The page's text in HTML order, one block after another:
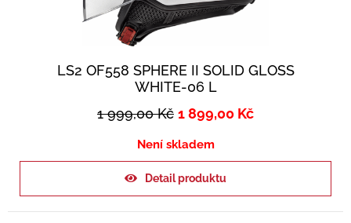
LS2 OF558 SPHERE II SOLID GLOSS
WHITE-06 L
1 999,00Kč 1 899,00 Kč
Není skladem
Detail produktu